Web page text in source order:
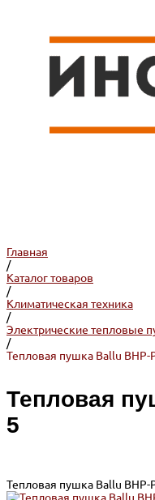
Главная
/
Каталог товаров
/
Климатическая техника
/
Электрические тепловые
/
Тепловая пушка Ballu BHP-
Тепловая
5
Тепловая пушка Ballu BHP-